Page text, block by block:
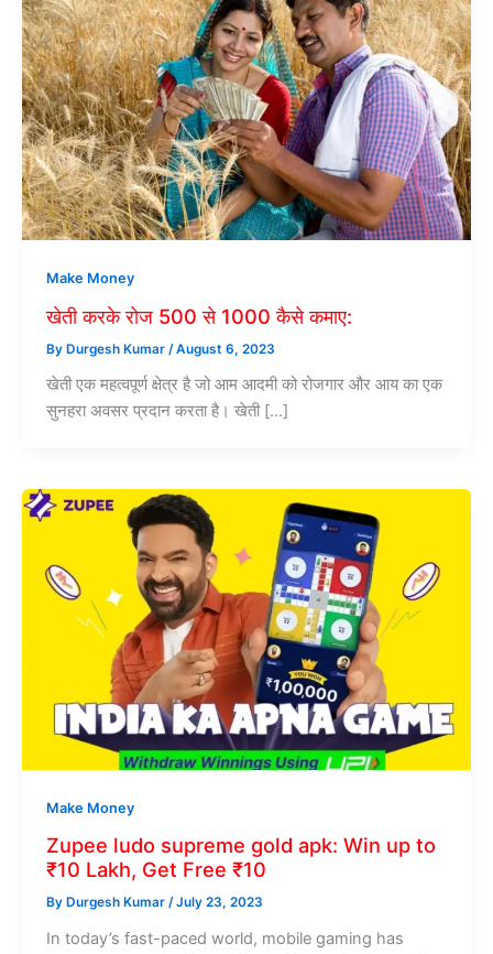
Make Money
खेती करके रोज 500 से 1000 कैसे कमाए:
By Durgesh Kumar /August 6, 2023
खेती एक महत्वपूर्ण क्षेत्र है जो आम आदमी को रोजगार और आय का एक
सुनहरा अवसर प्रदान करता है। खेती […]
Make Money
Zupee ludo supreme gold apk: Win up to
₹10 Lakh, Get Free ₹10
By Durgesh Kumar /July 23, 2023
In today’s fast-paced world, mobile gaming has